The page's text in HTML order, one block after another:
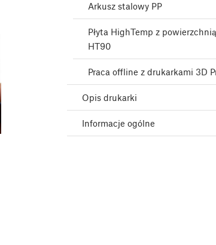
Arkusz stalowy PP
Płyta HighTemp z
HT90
Praca offline z drukarkami 3D
Opis drukarki
Informacje ogólne